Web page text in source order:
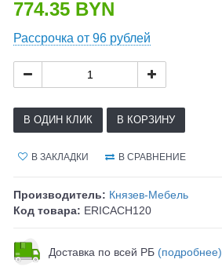
774.35 BYN
Рассрочка от 96 рублей
В ОДИН КЛИК В КОРЗИНУ
В ЗАКЛАДКИ В СРАВНЕНИЕ
Производитель: Князев-Мебель
Код товара: ERICACH120
Доставка по всей РБ (подробнее)